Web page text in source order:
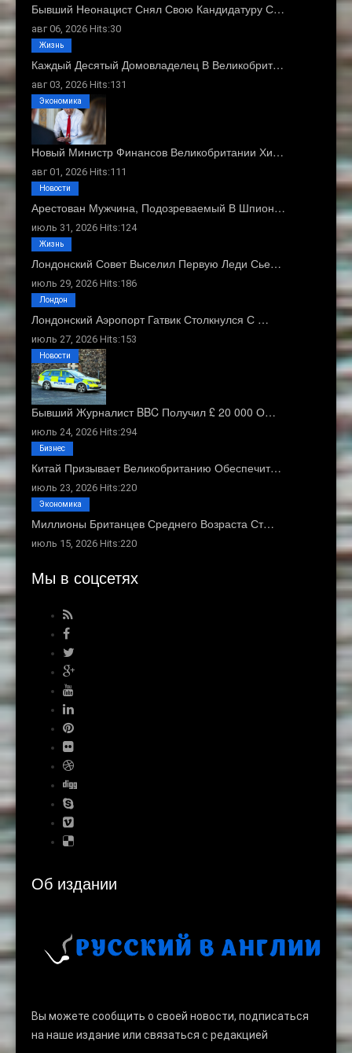
Бывший Неонацист Снял Свою Кандидатуру С…
авг 06, 2026 Hits:30
Каждый Десятый Домовладелец В Великобрит…
авг 03, 2026 Hits:131
Жизнь
Новый Министр Финансов Великобритании Хи…
авг 01, 2026 Hits:111
Экономика
Арестован Мужчина, Подозреваемый В Шпион…
июль 31, 2026 Hits:124
Новости
Лондонский Совет Выселил Первую Леди Сье…
июль 29, 2026 Hits:186
Жизнь
Лондонский Аэропорт Гатвик Столкнулся С …
июль 27, 2026 Hits:153
Лондон
Бывший Журналист BBC Получил £ 20 000 О…
июль 24, 2026 Hits:294
Новости
Китай Призывает Великобританию Обеспечит…
июль 23, 2026 Hits:220
Бизнес
Миллионы Британцев Среднего Возраста Ст…
июль 15, 2026 Hits:220
Экономика
Мы в соцсетях
Об издании
Вы можете сообщить о своей новости, подписаться
на наше издание или связаться с редакцией